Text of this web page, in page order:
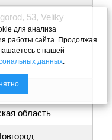
53, Veliky
область
для анализа
работы сайта. Продолжая
с нашей
данных